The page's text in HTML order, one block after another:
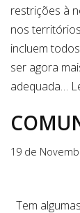
restrições à
nos
incluem
ser agora
adequada…
19 de
Tem